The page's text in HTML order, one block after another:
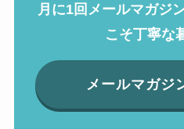
月に1回メールマガジ
こそ丁寧な
メールマガジ